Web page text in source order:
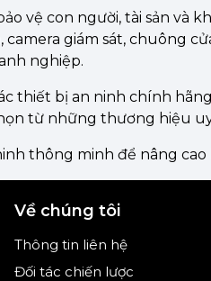
vệ con người, tài sản và
giám sát, chuông
nghiệp.
thiết bị an ninh chính
từ những thương hiệu
thông minh để nâng
Về chúng tôi
Thông tin liên hệ
Đối tác chiến lược